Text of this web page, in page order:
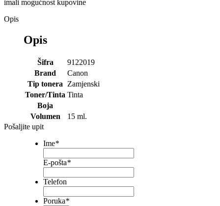
imali mogućnost kupovine
Opis
Opis
Šifra
9122019
Brand
Canon
Tip tonera
Zamjenski
Toner/Tinta Tinta
Boja
Volumen
15 ml.
Pošaljite upit
Ime*
E-pošta*
Telefon
Poruka*